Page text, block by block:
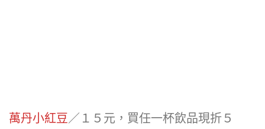
萬丹小紅豆 ／１５元，買任一杯飲品現折５